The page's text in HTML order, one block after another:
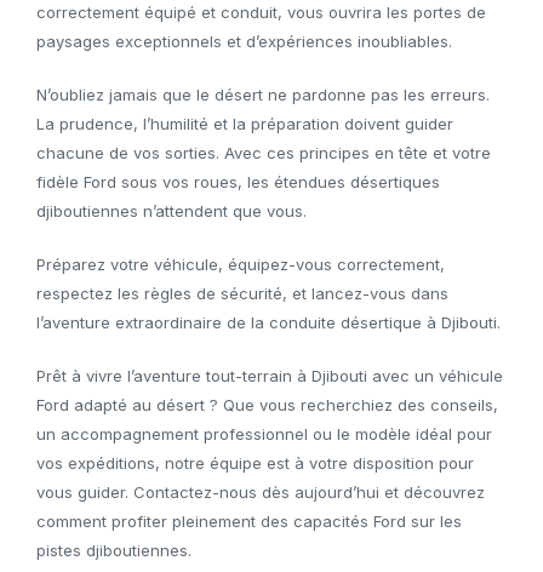
correctement équipé et conduit, vous ouvrira les portes de
paysages exceptionnels et d’expériences inoubliables.
N’oubliez jamais que le désert ne pardonne pas les erreurs.
La prudence, l’humilité et la préparation doivent guider
chacune de vos sorties. Avec ces principes en tête et votre
fidèle Ford sous vos roues, les étendues désertiques
djiboutiennes n’attendent que vous.
Préparez votre véhicule, équipez-vous correctement,
respectez les règles de sécurité, et lancez-vous dans
l’aventure extraordinaire de la conduite désertique à Djibouti.
Prêt à vivre l’aventure tout-terrain à Djibouti avec un véhicule
Ford adapté au désert ? Que vous recherchiez des conseils,
un accompagnement professionnel ou le modèle idéal pour
vos expéditions, notre équipe est à votre disposition pour
vous guider. Contactez-nous dès aujourd’hui et découvrez
comment profiter pleinement des capacités Ford sur les
pistes djiboutiennes.